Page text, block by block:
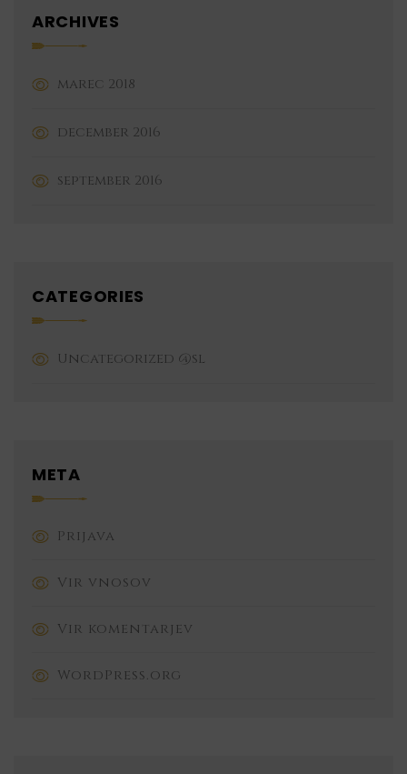
ARCHIVES
marec 2018
december 2016
september 2016
CATEGORIES
Uncategorized @sl
META
Prijava
Vir vnosov
Vir komentarjev
WordPress.org